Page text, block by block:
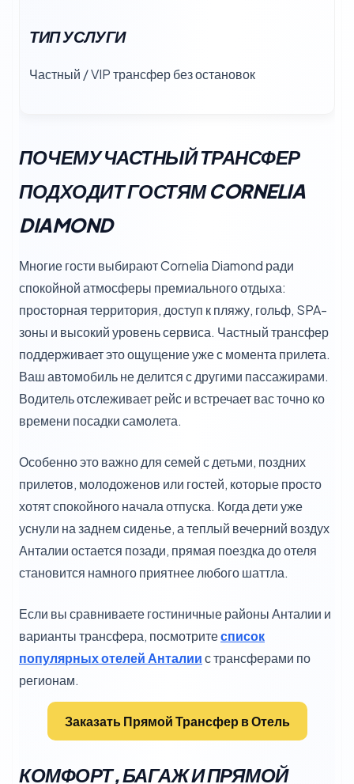
ТИП УСЛУГИ
Частный / VIP трансфер без остановок
ПОЧЕМУ ЧАСТНЫЙ ТРАНСФЕР
ПОДХОДИТ ГОСТЯМ CORNELIA
DIAMOND
Многие гости выбирают Cornelia Diamond ради
спокойной атмосферы премиального отдыха:
просторная территория, доступ к пляжу, гольф, SPA-
зоны и высокий уровень сервиса. Частный трансфер
поддерживает это ощущение уже с момента прилета.
Ваш автомобиль не делится с другими пассажирами.
Водитель отслеживает рейс и встречает вас точно ко
времени посадки самолета.
Особенно это важно для семей с детьми, поздних
прилетов, молодоженов или гостей, которые просто
хотят спокойного начала отпуска. Когда дети уже
уснули на заднем сиденье, а теплый вечерний воздух
Анталии остается позади, прямая поездка до отеля
становится намного приятнее любого шаттла.
Если вы сравниваете гостиничные районы Анталии и
варианты трансфера, посмотритесписок
популярных отелей Анталиис трансферами по
регионам.
Заказать Прямой Трансфер в Отель
КОМФОРТ, БАГАЖ И ПРЯМОЙ